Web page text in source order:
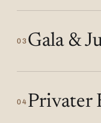
03 Gala &
04 Privater